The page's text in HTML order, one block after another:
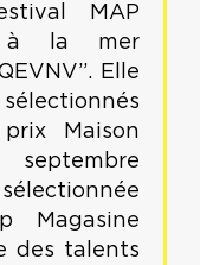
MAP
à la mer
Elle
Maison
septembre
Magasine
des talents